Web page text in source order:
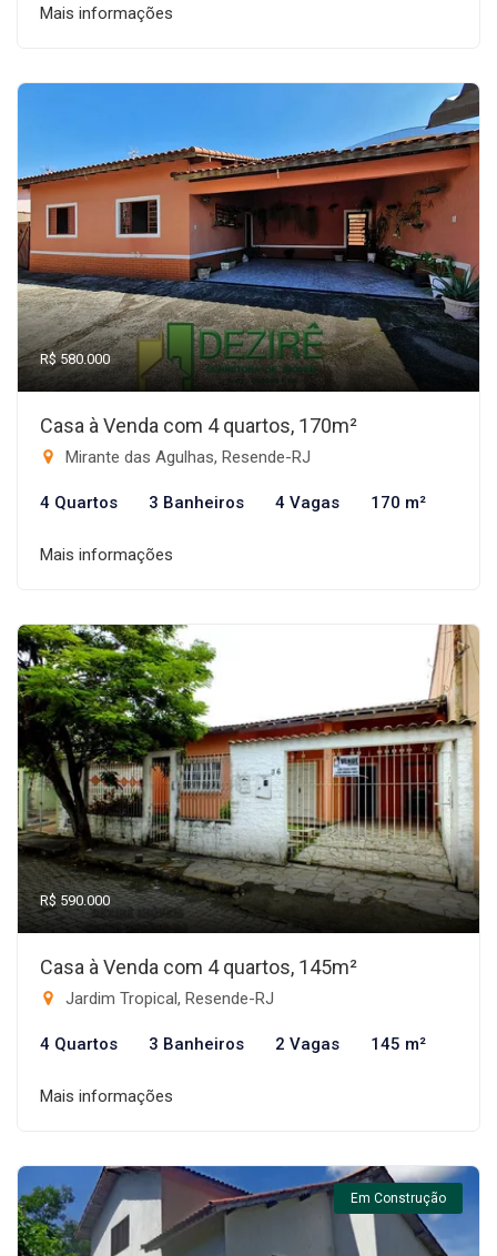
Mais informações
R$ 580.000
Casa à Venda com 4 quartos, 170m²
Mirante das Agulhas, Resende-RJ
4 Quartos 3 Banheiros 4 Vagas 170 m²
Mais informações
R$ 590.000
Casa à Venda com 4 quartos, 145m²
Jardim Tropical, Resende-RJ
4 Quartos 3 Banheiros 2 Vagas 145 m²
Mais informações
Em Construção